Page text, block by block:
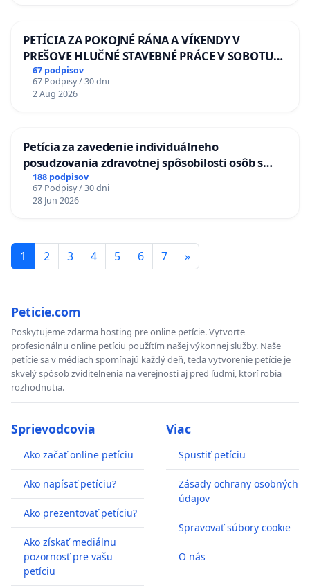
PETÍCIA ZA POKOJNÉ RÁNA A VÍKENDY V
PREŠOVE HLUČNÉ STAVEBNÉ PRÁCE V SOBOTU
LEN OD 9.00 DO 13.00 HOD., CEZ PRACOVNÝ
TÝŽDEŇ CIEĽ 8.00 – 18.00 HOD. A PRAVIDELNÁ
KONTROLA STAVBY C-AREA NA
67 podpisov
67 Podpisy / 30 dni
2 Aug 2026
Petícia za zavedenie individuálneho
posudzovania zdravotnej spôsobilosti osôb s
diabetom 1. a 2. typu pri prijímaní do
Policajného zboru SR
188 podpisov
67 Podpisy / 30 dni
28 Jun 2026
1 2 3 4 5 6 7 »
Peticie.com
Poskytujeme zdarma hosting pre online petície. Vytvorte
profesionálnu online petíciu použítím našej výkonnej služby. Naše
petície sa v médiach spomínajú každý deň, teda vytvorenie petície je
skvelý spôsob zviditelnenia na verejnosti aj pred ľudmi, ktorí robia
rozhodnutia.
Sprievodcovia
Ako začať online petíciu
Ako napísať petíciu?
Ako prezentovať petíciu?
Ako získať mediálnu
pozornosť pre vašu
petíciu
Viac
Spustiť petíciu
Zásady ochrany osobných
údajov
Spravovať súbory cookie
O nás